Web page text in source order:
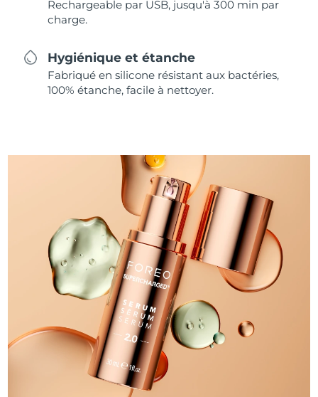
Rechargeable par USB, jusqu'à 300 min par
charge.
Hygiénique et étanche
Fabriqué en silicone résistant aux bactéries,
100% étanche, facile à nettoyer.